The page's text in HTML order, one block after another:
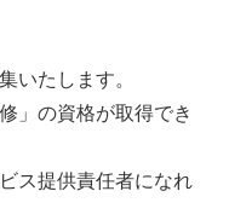
いたします。
」の資格が取得でき
ス提供責任者になれ